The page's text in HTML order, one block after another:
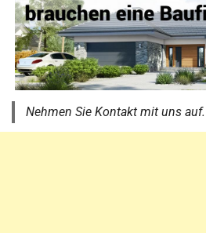
Nehmen Sie Kontakt mit uns auf.